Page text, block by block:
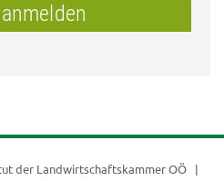
der Landwirtschaftskammer OÖ